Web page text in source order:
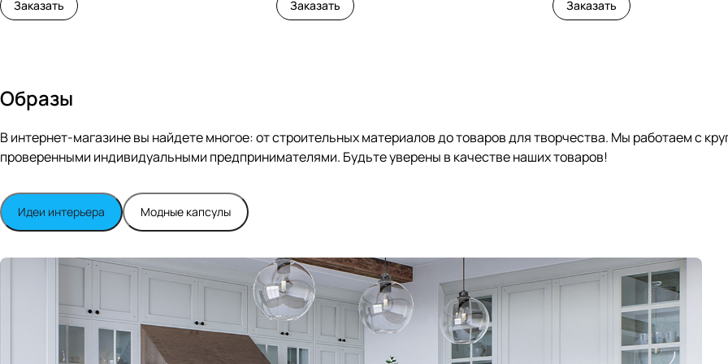
Заказать Заказать Заказать
Образы
В интернет-магазине вы найдете многое: от строительных материалов до товаров для творчества. Мы работаем с
проверенными индивидуальными предпринимателями. Будьте уверены в качестве наших товаров!
Идеи интерьера Модные капсулы